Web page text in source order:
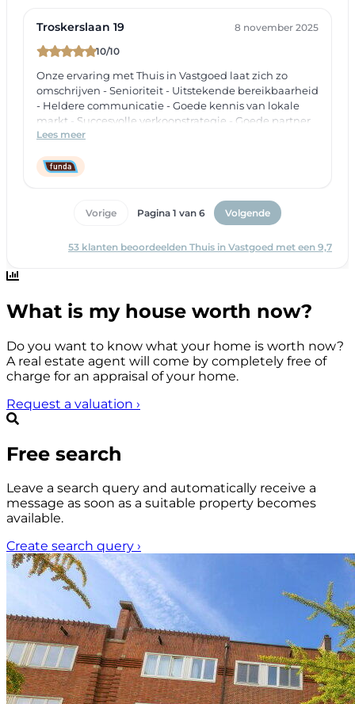
What is my house worth now?
Do you want to know what your home is worth now?
A real estate agent will come by completely free of
charge for an appraisal of your home.
Request a valuation ›
Free search
Leave a search query and automatically receive a
message as soon as a suitable property becomes
available.
Create search query ›